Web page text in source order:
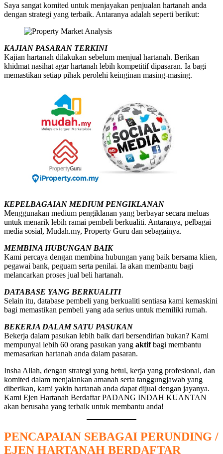
Saya sangat komited untuk menjayakan penjualan hartanah anda
dengan strategi yang terbaik. Antaranya adalah seperti berikut:
KAJIAN PASARAN TERKINI
Kajian hartanah dilakukan sebelum menjual hartanah. Berikan
khidmat nasihat agar hartanah lebih kompetitif dipasaran. Ia bagi
memastikan setiap pihak perolehi keinginan masing-masing.
KEPELBAGAIAN MEDIUM PENGIKLANAN
Menggunakan medium pengiklanan yang berbayar secara meluas
untuk menarik lebih ramai pembeli berkualiti. Antaranya, pelbagai
media sosial, Mudah.my, Property Guru dan sebagainya.
MEMBINA HUBUNGAN BAIK
Kami percaya dengan membina hubungan yang baik bersama klien,
pegawai bank, peguam serta penilai. Ia akan membantu bagi
melancarkan proses jual beli hartanah.
DATABASE YANG BERKUALITI
Selain itu, database pembeli yang berkualiti sentiasa kami kemaskini
bagi memastikan pembeli yang ada serius untuk memiliki rumah.
BEKERJA DALAM SATU PASUKAN
Bekerja dalam pasukan lebih baik dari bersendirian bukan? Kami
mempunyai lebih 60 orang pasukan yang aktifbagi membantu
memasarkan hartanah anda dalam pasaran.
Insha Allah, dengan strategi yang betul, kerja yang profesional, dan
komited dalam menjalankan amanah serta tanggungjawab yang
diberikan, kami yakin hartanah anda dapat dijual dengan jayanya.
Kami Ejen Hartanah Berdaftar PADANG INDAH KUANTAN
akan berusaha yang terbaik untuk membantu anda!
PENCAPAIAN SEBAGAI PERUNDING /
EJEN HARTANAH BERDAFTAR